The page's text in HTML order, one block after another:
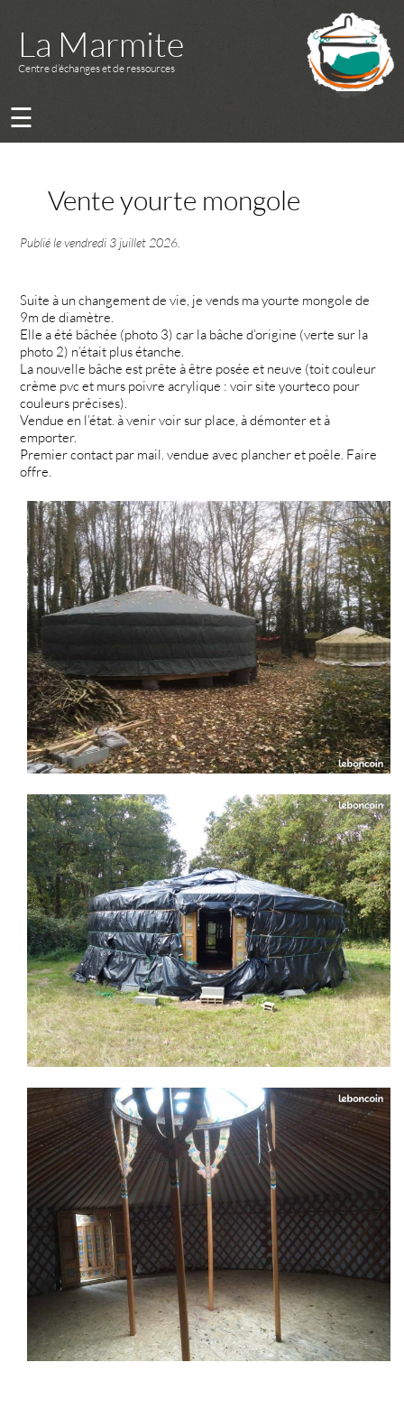
La Marmite
Centre d’échanges et de ressources
☰
Vente yourte mongole
Publié levendredi 3 juillet 2026
Suite à un changement de vie, je vends ma yourte mongole de
9m de diamètre.
Elle a été bâchée (photo 3) car la bâche d’origine (verte sur la
photo 2) n’était plus étanche.
La nouvelle bâche est prête à être posée et neuve (toit couleur
crème pvc et murs poivre acrylique : voir site yourteco pour
couleurs précises).
Vendue en l’état. à venir voir sur place, à démonter et à
emporter.
Premier contact par mail. vendue avec plancher et poêle. Faire
offre.